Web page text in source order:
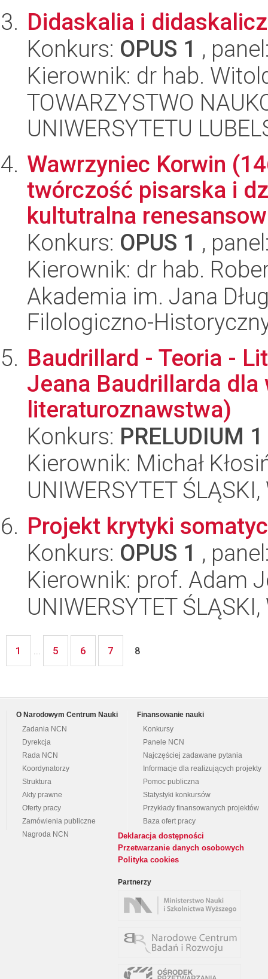
Didaskalia i
Konkurs: OPUS 1 ,
Kierownik: dr hab.
TOWARZYSTWO
UNIWERSYTETU
Wawrzyniec Korwin
twórczość pisarska i
kultutralna
Konkurs: OPUS 1 ,
Kierownik: dr hab.
Akademia im. Jana
Filologiczno-
Baudrillard - Teoria -
Jeana Baudrillarda dla
literaturoznawstwa)
Konkurs: PRELUDIUM 1
Kierownik: Michał
UNIWERSYTET
Projekt krytyki
Konkurs: OPUS 1 ,
Kierownik: prof. Adam
UNIWERSYTET
1 ... 5 6 7 8
O Narodowym Centrum Nauki
Zadania NCN
Dyrekcja
Rada NCN
Koordynatorzy
Struktura
Akty prawne
Oferty pracy
Zamówienia publiczne
Nagroda NCN
Finansowanie nauki
Konkursy
Panele NCN
Najczęściej zadawane pytania
Informacje dla realizujących projekty
Pomoc publiczna
Statystyki konkursów
Przykłady finansowanych projektów
Baza ofert pracy
Deklaracja dostępności
Przetwarzanie danych osobowych
Polityka cookies
Partnerzy